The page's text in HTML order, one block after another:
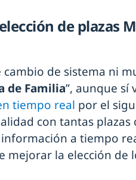
de plazas
de sistema ni
de Familia”, aunque sí
tiempo real por el
con tantas plazas
a tiempo
mejorar la elección de